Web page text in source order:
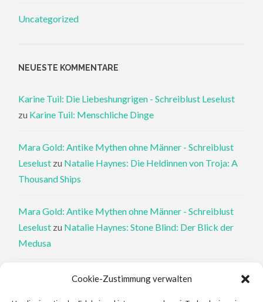
Cookie-Zustimmung verwalten
Uncategorized
NEUESTE KOMMENTARE
Karine Tuil: Die Liebeshungrigen - Schreiblust Leselust
zu Karine Tuil: Menschliche Dinge
Mara Gold: Antike Mythen ohne Männer - Schreiblust
Leselust zu Natalie Haynes: Die Heldinnen von Troja: A
Thousand Ships
Mara Gold: Antike Mythen ohne Männer - Schreiblust
Leselust zu Natalie Haynes: Stone Blind: Der Blick der
Medusa
Philippa Perry: Die Therapeutin und ihre Mörder: Dr. Pat